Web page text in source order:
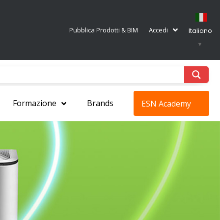
Pubblica Prodotti & BIM Accedi
Italiano
▼
Formazione Brands ESN Academy